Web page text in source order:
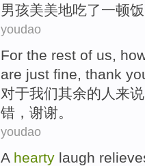
男孩美美地吃了一顿
youdao
For the rest of us,
are just fine, thank
对于我们其余的 人 来
错，谢谢。
youdao
A hearty laugh